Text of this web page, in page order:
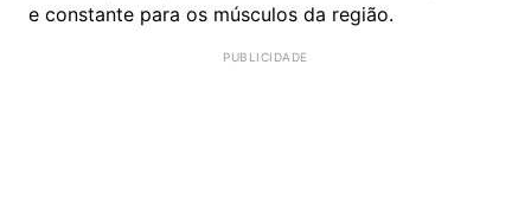
e constante para os músculos da região.